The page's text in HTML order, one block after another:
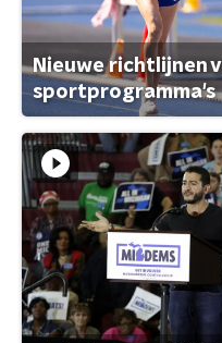
Nieuwe richtlijnen
sportprogramma's